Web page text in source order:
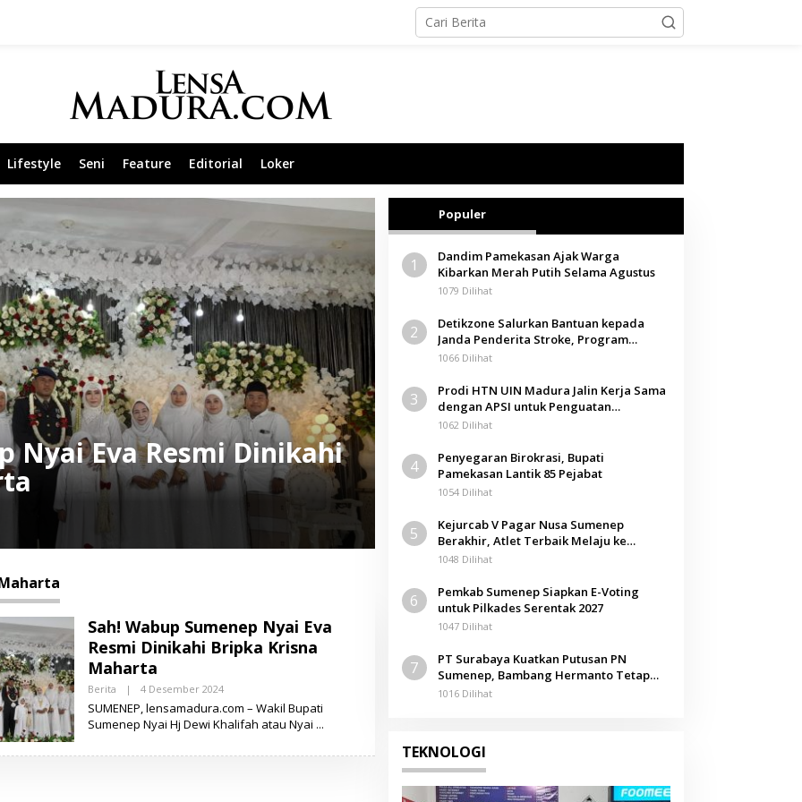
Lifestyle Seni Feature Editorial Loker
Nyai Eva Resmi Dinikahi
Sah! Wabup Sumenep Nyai Eva
Resmi Dinikahi Bripka Krisna
Maharta
Berita | 4 Desember 2024O
E
H
SUMENEP, lensamadura.com – Wakil Bupati
Sumenep Nyai Hj Dewi Khalifah atau Nyai
Populer
1
Dandim Pamekasan Ajak Warga
Kibarkan Merah Putih Selama Agustus
1079 Dilihat
2
Detikzone Salurkan Bantuan kepada
Janda Penderita Stroke, Program
Berbagi Masuki Hari ke-61
1066 Dilihat
3
Prodi HTN UIN Madura Jalin Kerja Sama
dengan APSI untuk Penguatan
Kompetensi Mahasiswa
1062 Dilihat
4
Penyegaran Birokrasi, Bupati
Pamekasan Lantik 85 Pejabat
1054 Dilihat
5
Kejurcab V Pagar Nusa Sumenep
Berakhir, Atlet Terbaik Melaju ke
Kejurwil Jatim
1048 Dilihat
6
Pemkab Sumenep Siapkan E-Voting
untuk Pilkades Serentak 2027
1047 Dilihat
7
PT Surabaya Kuatkan Putusan PN
Sumenep, Bambang Hermanto Tetap
Dinyatakan Pemilik Sah Tanah di
1016 Dilihat
TEKNOLOGI